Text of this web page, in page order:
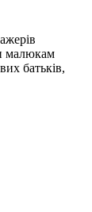
малюкам
батьків,